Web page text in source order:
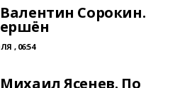
Валентин Сорокин.
, 06:54
Ясенев. По